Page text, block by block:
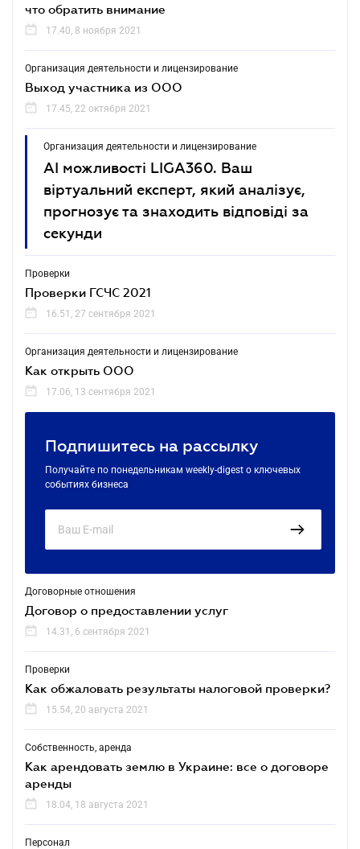
что обратить внимание
17.40, 8 ноября 2021
Организация деятельности и лицензирование
Выход участника из ООО
17.45, 22 октября 2021
Организация деятельности и лицензирование
AI можливості LIGA360. Ваш
віртуальний експерт, який аналізує,
прогнозує та знаходить відповіді за
секунди
Проверки
Проверки ГСЧС 2021
16.51, 27 сентября 2021
Организация деятельности и лицензирование
Как открыть ООО
17.06, 13 сентября 2021
Подпишитесь на рассылку
Получайте по понедельникам weekly-digest о ключевых
событиях бизнеса
Договорные отношения
Договор о предоставлении услуг
14.31, 6 сентября 2021
Проверки
Как обжаловать результаты налоговой проверки?
15.54, 20 августа 2021
Собственность, аренда
Как арендовать землю в Украине: все о договоре
аренды
18.04, 18 августа 2021
Персонал